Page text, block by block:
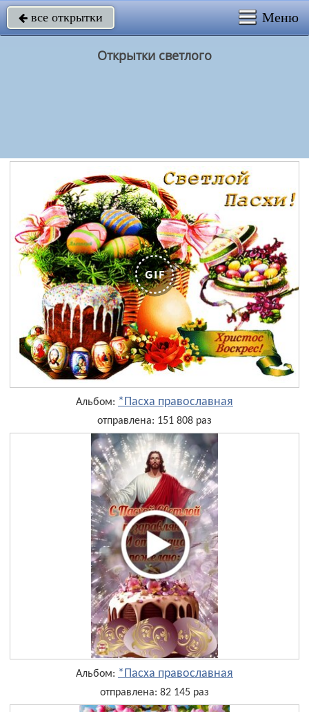
 все открытки Меню
Открытки светлого
Альбом: *Пасха православная
отправлена: 151 808 раз
Альбом: *Пасха православная
отправлена: 82 145 раз